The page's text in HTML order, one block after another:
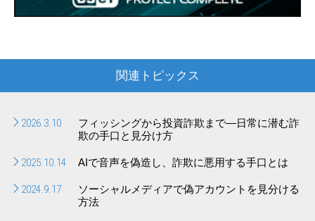
関連トピックス
2026.3.10
フィッシングから投資詐欺まで―日常に潜む詐
欺の手口と見分け方
2025.10.14 AIで音声を偽造し、詐欺に悪用する手口とは
2024.9.17
ソーシャルメディアで偽アカウントを見分ける
方法